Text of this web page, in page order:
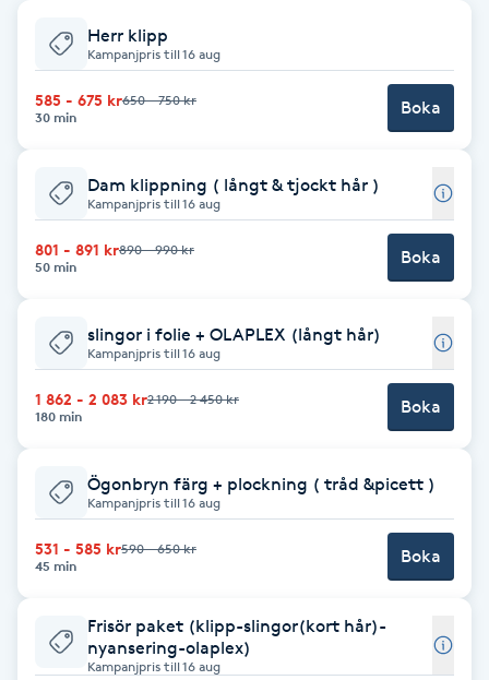
Babylights
Balayage
Barber
BIAB
Blowout
Brynfärgning
Brynplockning
Herr klipp
Kampanjpris till 16 aug
585 - 675 kr650 - 750 kr
30 min
Boka
Dam klippning ( långt & tjockt hår )
Kampanjpris till 16 aug
801 - 891 kr890 - 990 kr
50 min
Boka
slingor i folie + OLAPLEX (långt hår)
Kampanjpris till 16 aug
1 862 - 2 083 kr2 190 - 2 450 kr
180 min
Boka
Ögonbryn färg + plockning ( tråd &picett )
Kampanjpris till 16 aug
531 - 585 kr590 - 650 kr
45 min
Boka
Frisör paket (klipp-slingor(kort hår)-
nyansering-olaplex)
Kampanjpris till 16 aug